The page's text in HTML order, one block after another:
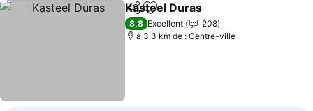
PartagerAjouter à mes favoris
Kasteel Duras
8,8 Excellent
208
à 3.3 km de : Centre-ville